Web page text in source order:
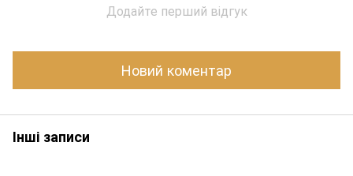
Додайте перший відгук
Новий коментар
Інші записи